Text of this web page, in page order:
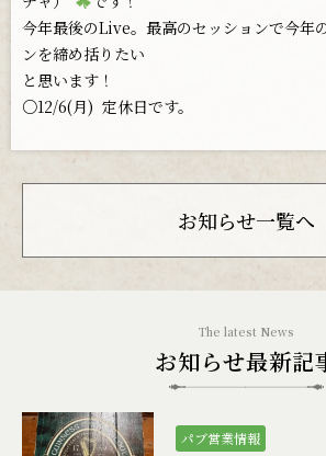
今年最後のLive。最高のセッションで今年
ンを締め括りたい
と思います！
○12/6(月) 定休日です。
お知らせ一覧へ
お知らせ最新記
パブ営業情報